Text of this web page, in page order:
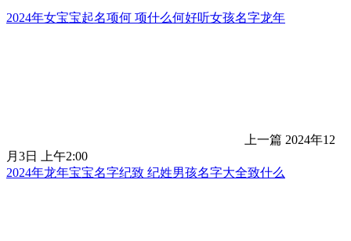
2024年女宝宝起名项何 项什么何好听女孩名字龙年
上一篇 2024年12
月3日 上午2:00
2024年龙年宝宝名字纪致 纪姓男孩名字大全致什么